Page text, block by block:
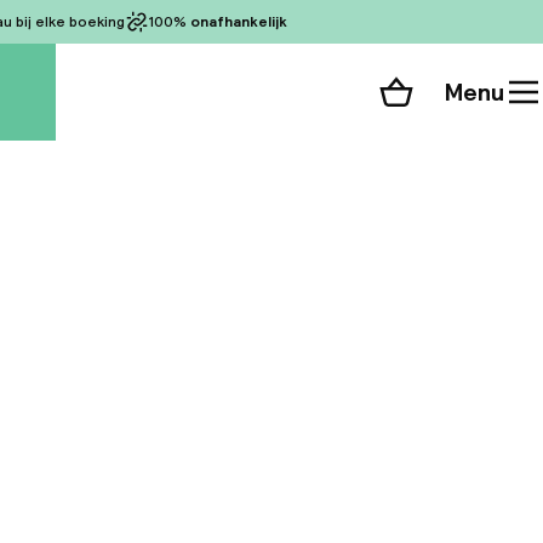
bij elke boeking 100% onafhankelijk
Winkelmand
Menu